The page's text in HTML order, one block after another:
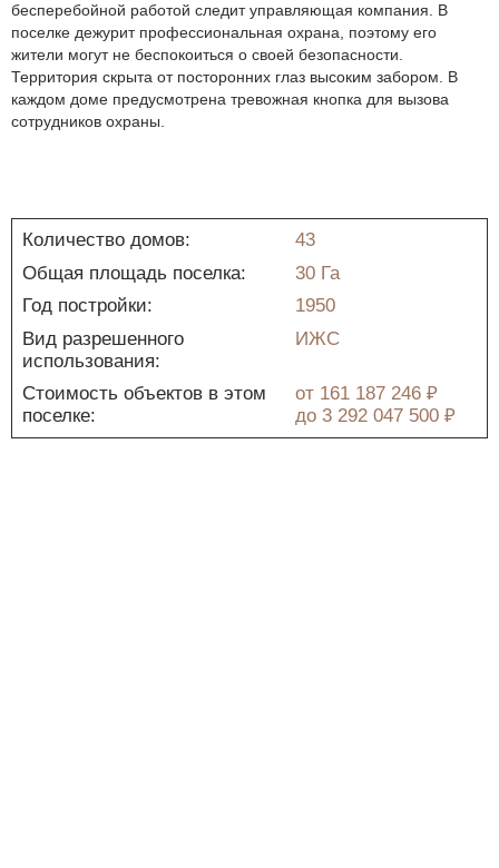
бесперебойной работой следит управляющая компания. В
поселке дежурит профессиональная охрана, поэтому его
жители могут не беспокоиться о своей безопасности.
Территория скрыта от посторонних глаз высоким забором. В
каждом доме предусмотрена тревожная кнопка для вызова
сотрудников охраны.
Количество домов:
43
Общая площадь поселка:
30 Га
Год постройки:
1950
Вид разрешенного
использования:
ИЖС
Стоимость объектов в этом
поселке:
от 161 187 246 ₽
до 3 292 047 500 ₽